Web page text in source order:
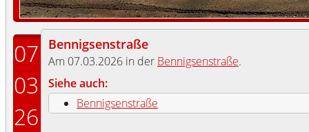
07
03
26
Bennigsenstraße
Am 07.03.2026 in der Bennigsenstraße.
Siehe auch:
Bennigsenstraße